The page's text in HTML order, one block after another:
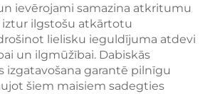
ievērojami samazina atkritumu
iztur ilgstošu atkārtotu
lielisku ieguldījuma atdevi
un ilgmūžībai. Dabiskās
izgatavošana garantē pilnīgu
šiem maisiem sadegties